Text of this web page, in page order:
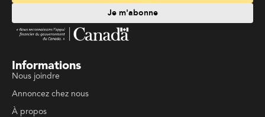
Je m'abonne
Informations
Nous joindre
Annoncez chez nous
À propos